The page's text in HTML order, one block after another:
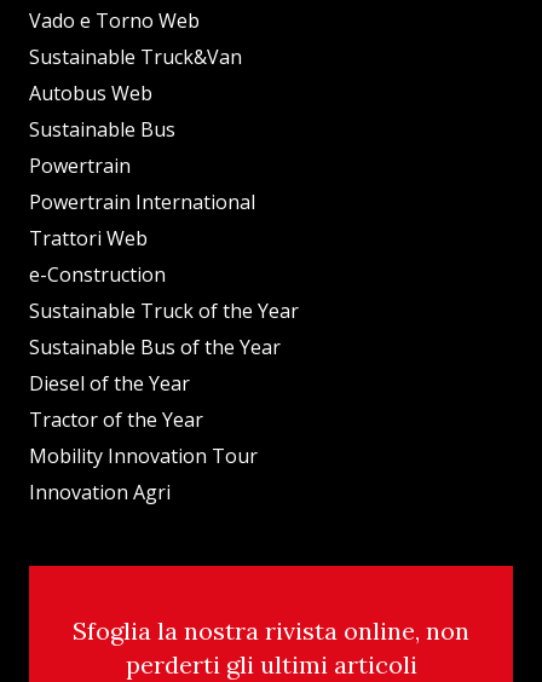
Vado e Torno Web
Sustainable Truck&Van
Autobus Web
Sustainable Bus
Powertrain
Powertrain International
Trattori Web
e-Construction
Sustainable Truck of the Year
Sustainable Bus of the Year
Diesel of the Year
Tractor of the Year
Mobility Innovation Tour
Innovation Agri
Sfoglia la nostra rivista online, non
perderti gli ultimi articoli